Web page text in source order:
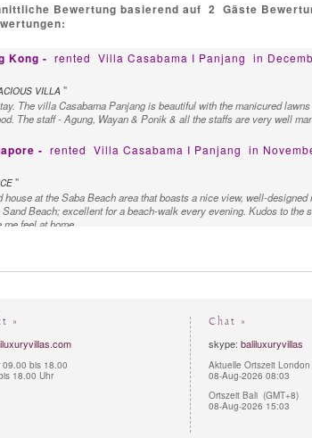
Bewertung basierend auf 2 Gäste
Kong - rented Villa Casabama I Panjang in
VILLA "
The villa Casabama Panjang is beautiful with the manicured
The staff - Agung, Wayan & Ponik & all the staffs are very well
- rented Villa Casabama I Panjang in
"
at the Saba Beach area that boasts a nice view, well-
Beach; excellent for a beach-walk every evening. Kudos to
feel at home.
»
09.00 bis 18.00
18.00 Uhr
Chat »
skype: baliluxuryvillas
Aktuelle Ortszeit London
08-Aug-2026 08:03
Ortszeit Bali (GMT+8)
08-Aug-2026 15:03